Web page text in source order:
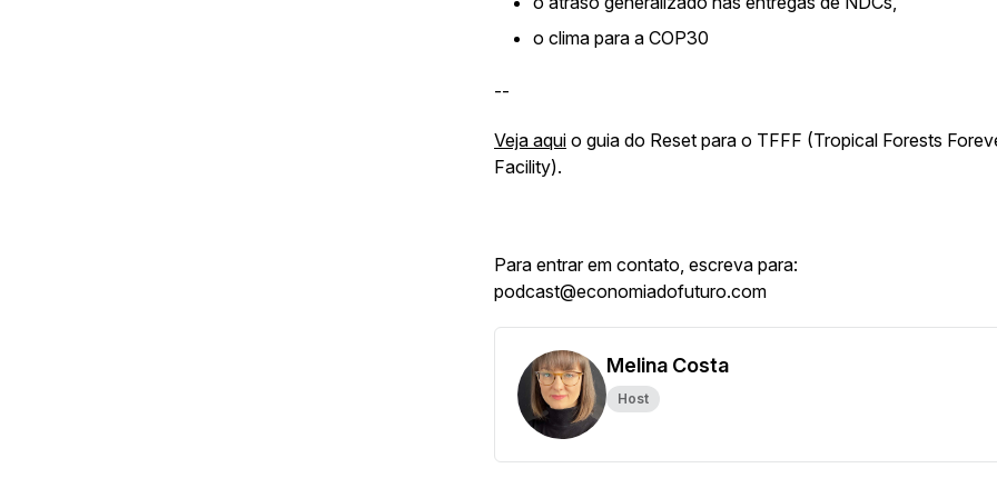
o clima para a COP30
--
Veja aqui o guia do Reset para o TFFF (Tropical Forests
Facility).
Para entrar em contato, escreva para:
podcast@economiadofuturo.com
Melina Costa
Host